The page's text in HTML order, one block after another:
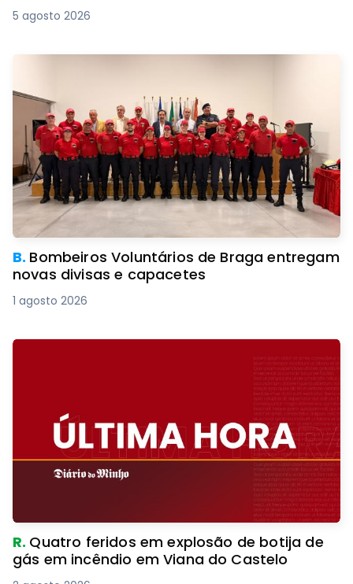
5 agosto 2026
B. Bombeiros Voluntários de Braga entregam
novas divisas e capacetes
1 agosto 2026
R. Quatro feridos em explosão de botija de
gás em incêndio em Viana do Castelo